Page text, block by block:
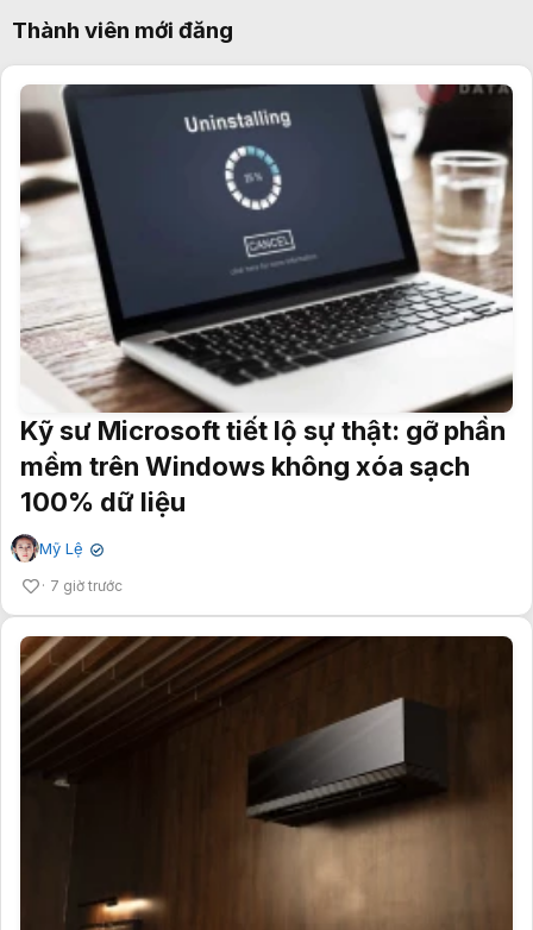
Thành viên mới đăng
Kỹ sư Microsoft tiết lộ sự thật: gỡ phần
mềm trên Windows không xóa sạch
100% dữ liệu
Mỹ Lệ ✔
7 giờ trước